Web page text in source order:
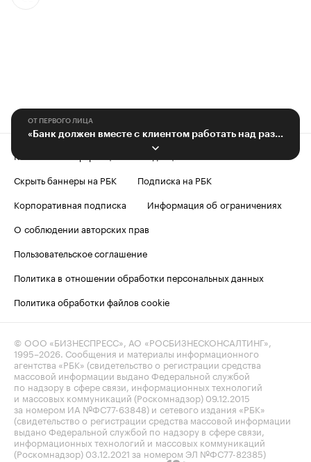
ОТ ПЕРВОГО ЛИЦА
Контактная информация
Редакция
Скрыть баннеры на РБК
Подписка на РБК
Корпоративная подписка
Информация об ограничениях
О соблюдении авторских прав
Пользовательское соглашение
Политика в отношении обработки персональных данных
Политика обработки файлов cookie
© ООО «БИЗНЕСПРЕСС», АО «РОСБИЗНЕСКОНСАЛТИНГ»,
1995–2026 . Сообщения и материалы информационного
агентства «РБК» (свидетельство о регистрации средства
массовой информации выдано Федеральной службой
по надзору в сфере связи, информационных технологий
и массовых коммуникаций (Роскомнадзор) 09.12.2015
за номером ИА №ФС77-63848) и сетевого издания «РБК»
(свидетельство о регистрации средства массовой информации
выдано Федеральной службой по надзору в сфере связи,
информационных технологий и массовых коммуникаций
(Роскомнадзор) 03.12.2021 за номером ЭЛ №ФС77-82385)